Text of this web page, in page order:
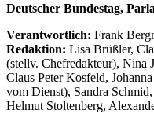
Deutscher Bundestag,
Verantwortlich: Frank
Redaktion: Lisa Brüßler,
(stellv. Chefredakteur), Nina
Claus Peter Kosfeld,
vom Dienst), Sandra
Helmut Stoltenberg,